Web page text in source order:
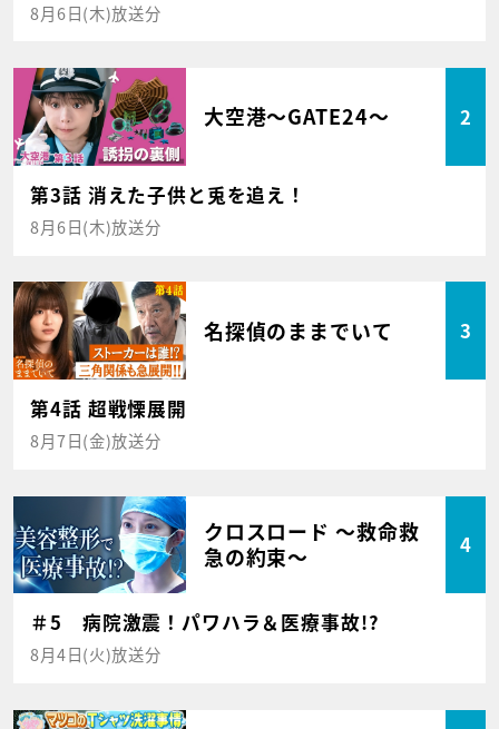
8月6日(木)放送分
大空港～GATE24～ 2
第3話 消えた子供と兎を追え！
8月6日(木)放送分
名探偵のままでいて 3
第4話 超戦慄展開
8月7日(金)放送分
クロスロード ～救命救
急の約束～
4
＃5 病院激震！パワハラ＆医療事故!?
8月4日(火)放送分